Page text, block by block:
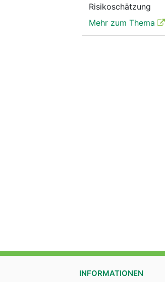
Risikoschätzung
Mehr zum Thema
INFORMATIONEN